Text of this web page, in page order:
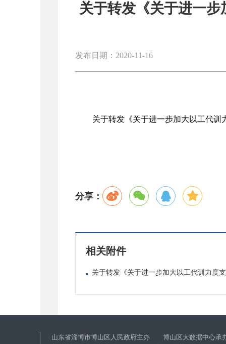
关于转发《关于进一
发布日期：2020-11-16
关于转发《关于进一步加大以工代
分享：
相关附件
关于转发《关于进一步加大以工代训力度
山东省淄博市博山区人民政府主办 博山区大数据中心承